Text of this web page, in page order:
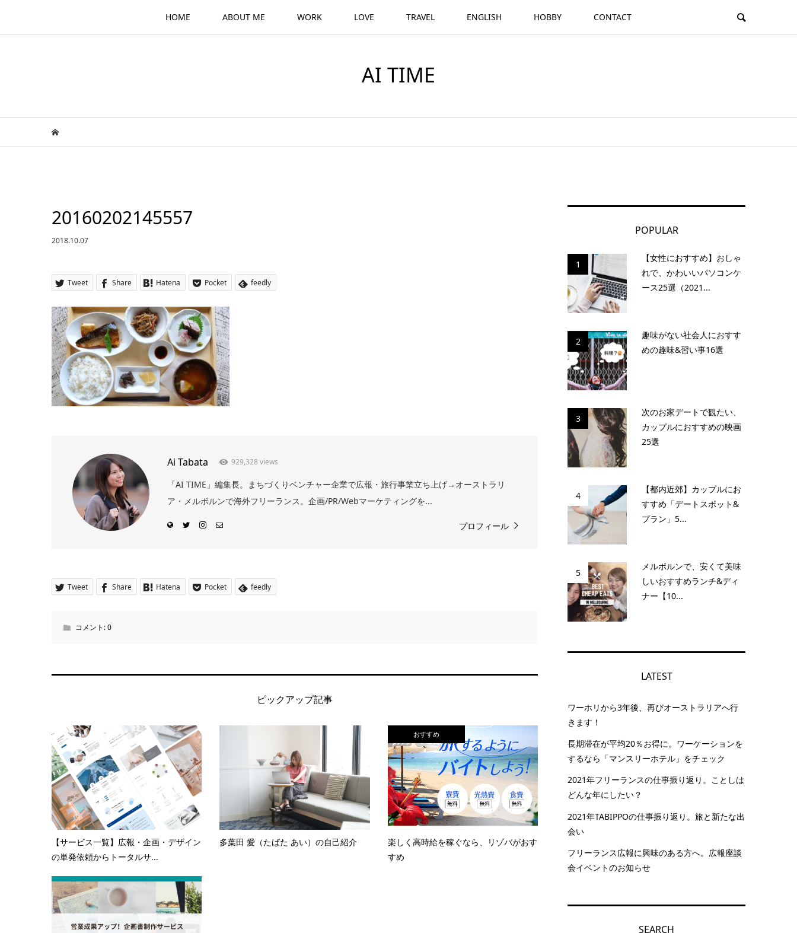
HOME ABOUT ME WORK LOVE TRAVEL ENGLISH HOBBY CONTACT
AI TIME
20160202145557
2018.10.07
Tweet Share Hatena Pocket feedly
Ai Tabata 929,328 views
「AI TIME」編集長。まちづくりベンチャー企業で広報・旅行事業立ち上げ→オーストラリ
ア・メルボルンで海外フリーランス。企画/PR/Webマーケティングを...
プロフィール
Tweet Share Hatena Pocket feedly
コメント:0
ピックアップ記事
【サービス一覧】広報・企画・デザイン
の単発依頼からトータルサ...
多葉田 愛（たばた あい）の自己紹介
おすすめ
楽しく高時給を稼ぐなら、リゾバがおす
すめ
POPULAR
1
【女性におすすめ】おしゃ
れで、かわいいパソコンケ
ース25選（2021...
2
趣味がない社会人におすす
めの趣味&習い事16選
3
次のお家デートで観たい、
カップルにおすすめの映画
25選
4
【都内近郊】カップルにお
すすめ「デートスポット&
プラン」5...
5
メルボルンで、安くて美味
しいおすすめランチ&ディ
ナー【10...
LATEST
ワーホリから3年後、再びオーストラリアへ行
きます！
長期滞在が平均20％お得に。ワーケーションを
するなら「マンスリーホテル」をチェック
2021年フリーランスの仕事振り返り。ことしは
どんな年にしたい？
2021年TABIPPOの仕事振り返り。旅と新たな出
会い
フリーランス広報に興味のある方へ。広報座談
会イベントのお知らせ
SEARCH